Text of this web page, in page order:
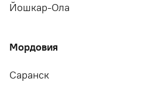
Йошкар-Ола
Мордовия
Саранск